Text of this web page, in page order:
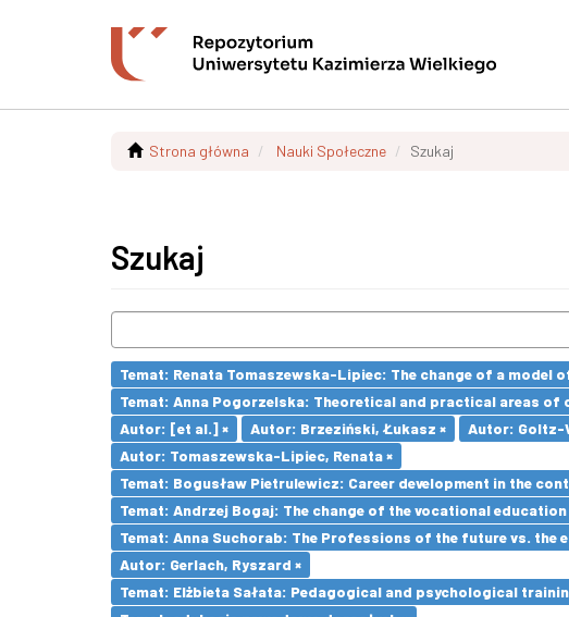
Strona główna Nauki Społeczne Szukaj
Szukaj
Temat: Renata Tomaszewska-Lipiec: The change of a
Temat: Anna Pogorzelska: Theoretical and practical areas
Autor: [et al.] ×
Autor: Brzeziński, Łukasz ×
Autor: Goltz-
Autor: Tomaszewska-Lipiec, Renata ×
Temat: Bogusław Pietrulewicz: Career development in the
Temat: Andrzej Bogaj: The change of the vocational
Temat: Anna Suchorab: The Professions of the future vs.
Autor: Gerlach, Ryszard ×
Temat: Elżbieta Sałata: Pedagogical and psychological